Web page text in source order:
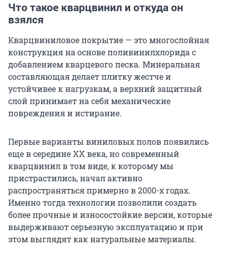
Что такое кварцвинил и откуда он
взялся
Кварцвиниловое покрытие — это многослойная
конструкция на основе поливинилхлорида с
добавлением кварцевого песка. Минеральная
составляющая делает плитку жестче и
устойчивее к нагрузкам, а верхний защитный
слой принимает на себя механические
повреждения и истирание.
Первые варианты виниловых полов появились
еще в середине XX века, но современный
кварцвинил в том виде, к которому мы
пристрастились, начал активно
распространяться примерно в 2000-х годах.
Именно тогда технологии позволили создать
более прочные и износостойкие версии, которые
выдерживают серьезную эксплуатацию и при
этом выглядят как натуральные материалы.